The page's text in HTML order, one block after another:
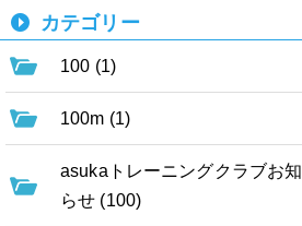
カテゴリー
100 (1)
100m (1)
asukaトレーニングクラブお知
らせ (100)